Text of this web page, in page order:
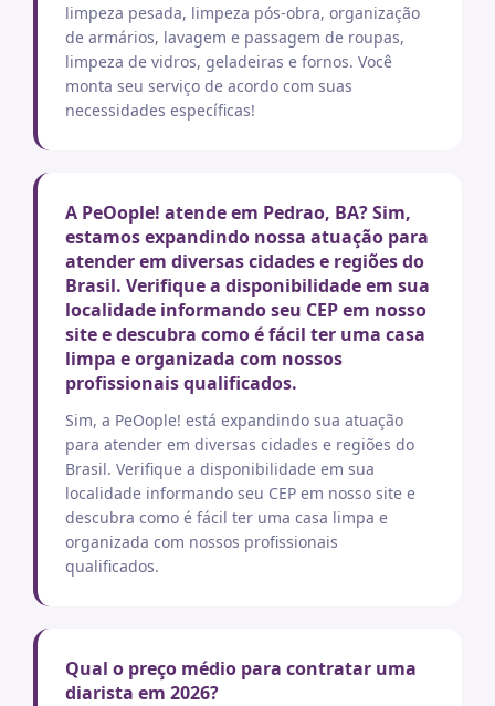
limpeza pesada, limpeza pós-obra, organização
de armários, lavagem e passagem de roupas,
limpeza de vidros, geladeiras e fornos. Você
monta seu serviço de acordo com suas
necessidades específicas!
A PeOople! atende em Pedrao, BA? Sim,
estamos expandindo nossa atuação para
atender em diversas cidades e regiões do
Brasil. Verifique a disponibilidade em sua
localidade informando seu CEP em nosso
site e descubra como é fácil ter uma casa
limpa e organizada com nossos
profissionais qualificados.
Sim, a PeOople! está expandindo sua atuação
para atender em diversas cidades e regiões do
Brasil. Verifique a disponibilidade em sua
localidade informando seu CEP em nosso site e
descubra como é fácil ter uma casa limpa e
organizada com nossos profissionais
qualificados.
Qual o preço médio para contratar uma
diarista em 2026?